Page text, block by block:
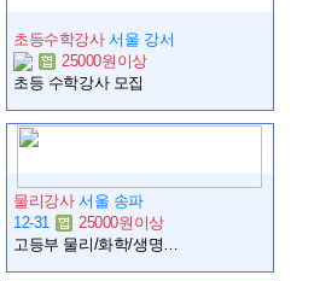
초등수학강사 서울 강서
25000원이상
초등 수학강사 모집
물리강사 서울 송파
12-31
25000원이상
고등부 물리/화학/생명/지학 강사 및 중등부 과학 개별진도 강사를 모집합니다.